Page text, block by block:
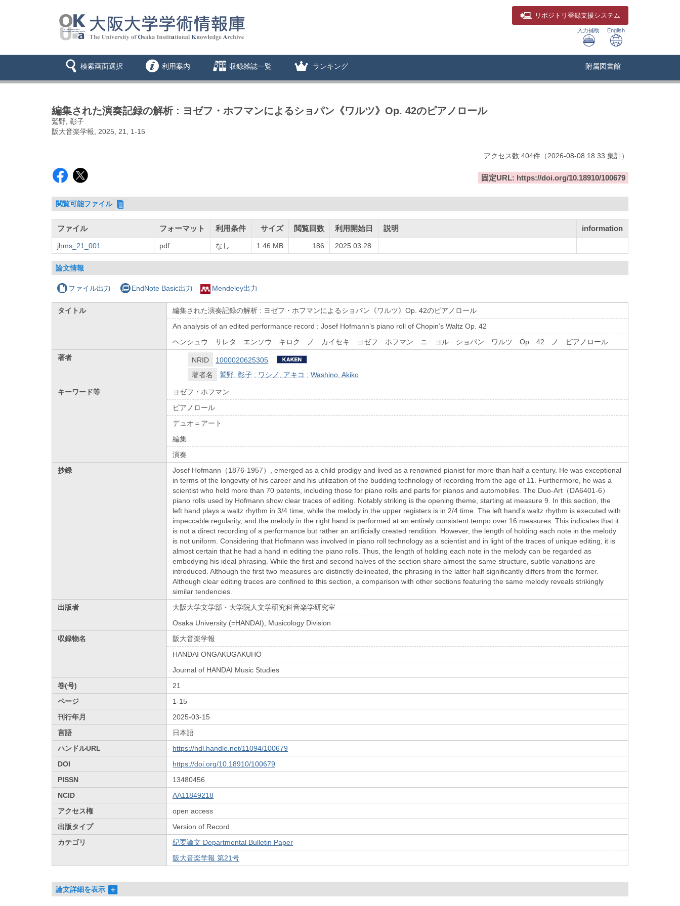
リポジトリ 登録支援システム
入力補助 English
検索画面選択 利用案内 収録雑誌一覧 ランキング 附属図書館
編集された演奏記録の解析 : ヨゼフ・ホフマンによるショパン《ワルツ》Op. 42のピアノロール
鷲野, 彰子
阪大音楽学報, 2025, 21, 1-15
アクセス数:404件 （2026-08-08 18:33 集計）
固定URL: https://doi.org/10.18910/100679
閲覧可能ファイル
ファイル フォーマット 利用条件 サイズ 閲覧回数 利用開始日 説明 information
jhms_21_001 pdf なし 1.46 MB 186 2025.03.28
論文情報
ファイル出力 EndNote Basic出力 Mendeley出力
タイトル
編集された演奏記録の解析 : ヨゼフ・ホフマンによるショパン《ワルツ》Op. 42のピアノロール
An analysis of an edited performance record : Josef Hofmann’s piano roll of Chopin’s Waltz Op. 42
ヘンシュウ サレタ エンソウ キロク ノ カイセキ ヨゼフ ホフマン ニ ヨル ショパン ワルツ Op 42 ノ ピアノロール
著者
NRID
1000020625305
著者名
鷲野, 彰子 ; ワシノ, アキコ ;Washino, Akiko
キーワード等
ヨゼフ・ホフマン
ピアノロール
デュオ＝アート
編集
演奏
抄録
Josef Hofmann（1876-1957）, emerged as a child prodigy and lived as a renowned pianist for more than half a century. He was exceptional
in terms of the longevity of his career and his utilization of the budding technology of recording from the age of 11. Furthermore, he was a
scientist who held more than 70 patents, including those for piano rolls and parts for pianos and automobiles. The Duo-Art（DA6401-6）
piano rolls used by Hofmann show clear traces of editing. Notably striking is the opening theme, starting at measure 9. In this section, the
left hand plays a waltz rhythm in 3/4 time, while the melody in the upper registers is in 2/4 time. The left hand’s waltz rhythm is executed with
impeccable regularity, and the melody in the right hand is performed at an entirely consistent tempo over 16 measures. This indicates that it
is not a direct recording of a performance but rather an artificially created rendition. However, the length of holding each note in the melody
is not uniform. Considering that Hofmann was involved in piano roll technology as a scientist and in light of the traces of unique editing, it is
almost certain that he had a hand in editing the piano rolls. Thus, the length of holding each note in the melody can be regarded as
embodying his ideal phrasing. While the first and second halves of the section share almost the same structure, subtle variations are
introduced. Although the first two measures are distinctly delineated, the phrasing in the latter half significantly differs from the former.
Although clear editing traces are confined to this section, a comparison with other sections featuring the same melody reveals strikingly
similar tendencies.
出版者
大阪大学文学部・大学院人文学研究科音楽学研究室
Osaka University (=HANDAI), Musicology Division
収録物名
阪大音楽学報
HANDAI ONGAKUGAKUHŌ
Journal of HANDAI Music Studies
巻(号)
21
ページ
1-15
刊行年月
2025-03-15
言語
日本語
ハンドルURL
https://hdl.handle.net/11094/100679
DOI
https://doi.org/10.18910/100679
PISSN
13480456
NCID
AA11849218
アクセス権
open access
出版タイプ
Version of Record
カテゴリ
紀要論文 Departmental Bulletin Paper
阪大音楽学報 第21号
論文詳細を表示